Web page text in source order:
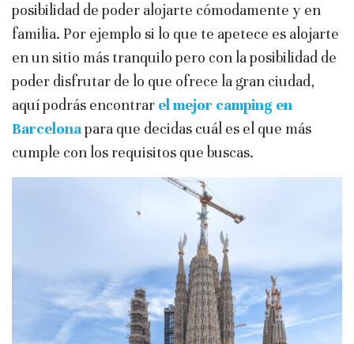
posibilidad de poder alojarte cómodamente y en
familia. Por ejemplo si lo que te apetece es alojarte
en un sitio más tranquilo pero con la posibilidad de
poder disfrutar de lo que ofrece la gran ciudad,
aquí podrás encontrar el mejor camping en
Barcelonapara que decidas cuál es el que más
cumple con los requisitos que buscas.